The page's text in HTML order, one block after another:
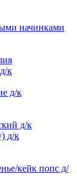
начинками
к
д/к
д/к
д/к
кейк попс д/